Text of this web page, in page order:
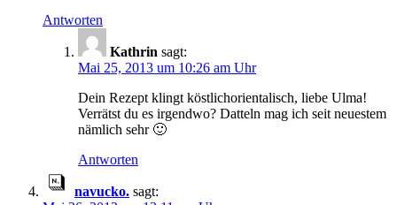
Antworten
Kathrin sagt:
Mai 25, 2013 um 10:26 am Uhr
Dein Rezept klingt köstlichorientalisch, liebe Ulma!
Verrätst du es irgendwo? Datteln mag ich seit neuestem
nämlich sehr 🙂
Antworten
navucko. sagt: